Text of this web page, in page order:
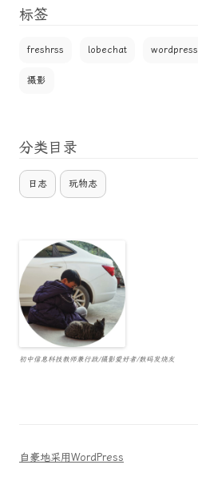
标签
freshrss lobechat wordpress
摄影
分类目录
日志 玩物志
初中信息科技教师兼行政/摄影爱好者/数码发烧友
自豪地采用WordPress